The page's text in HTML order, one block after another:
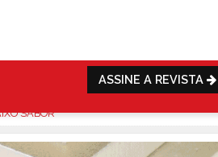
ASSINE A REVISTA
SABOR